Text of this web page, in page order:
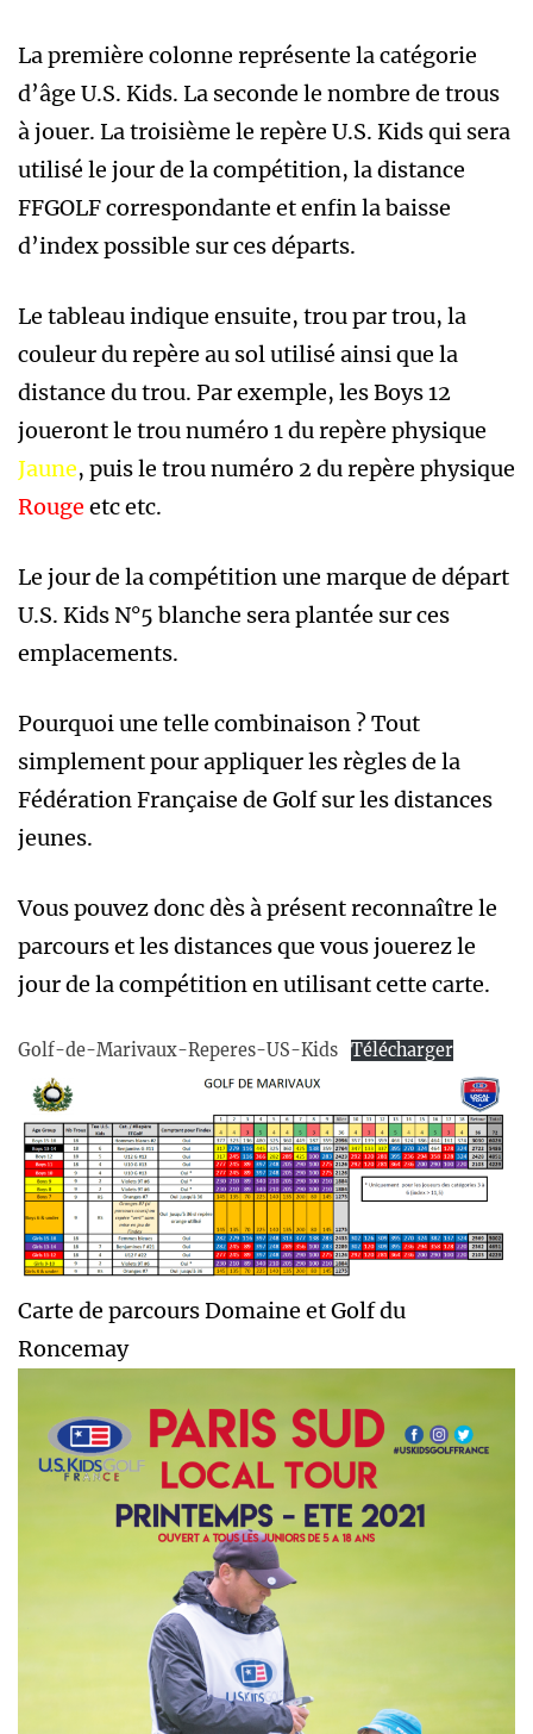
La première colonne représente la catégorie
d’âge U.S. Kids. La seconde le nombre de trous
à jouer. La troisième le repère U.S. Kids qui sera
utilisé le jour de la compétition, la distance
FFGOLF correspondante et enfin la baisse
d’index possible sur ces départs.
Le tableau indique ensuite, trou par trou, la
couleur du repère au sol utilisé ainsi que la
distance du trou. Par exemple, les Boys 12
joueront le trou numéro 1 du repère physique
Jaune, puis le trou numéro 2 du repère physique
Rouge etc etc.
Le jour de la compétition une marque de départ
U.S. Kids N°5 blanche sera plantée sur ces
emplacements.
Pourquoi une telle combinaison ? Tout
simplement pour appliquer les règles de la
Fédération Française de Golf sur les distances
jeunes.
Vous pouvez donc dès à présent reconnaître le
parcours et les distances que vous jouerez le
jour de la compétition en utilisant cette carte.
Golf-de-Marivaux-Reperes-US-Kids Télécharger
Carte de parcours Domaine et Golf du
Roncemay